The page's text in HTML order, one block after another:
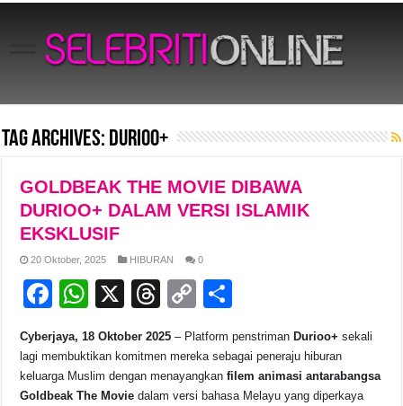
Tag Archives: Durioo+
GOLDBEAK THE MOVIE DIBAWA
DURIOO+ DALAM VERSI ISLAMIK
EKSKLUSIF
20 Oktober, 2025 HIBURAN 0
F
c
e
W
at
s
X
T
e
a
C
p
y
ar
e
Cyberjaya, 18 Oktober 2025 – Platform penstriman Durioo+ sekali
lagi membuktikan komitmen mereka sebagai peneraju hiburan
keluarga Muslim dengan menayangkanfilem animasi antarabangsa
Goldbeak The Movie dalam versi bahasa Melayu yang diperkaya